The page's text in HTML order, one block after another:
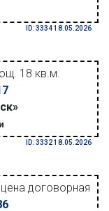
ID: 3334 18.05.2026
18 кв.м.
ID: 3332 18.05.2026
договорная